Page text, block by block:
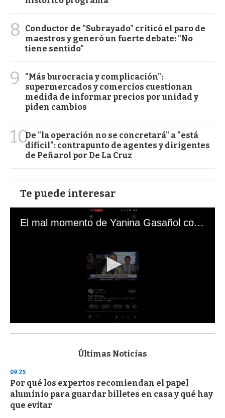
8
Conductor de "Subrayado" criticó el paro de
maestros y generó un fuerte debate: "No
tiene sentido"
9
"Más burocracia y complicación":
supermercados y comercios cuestionan
medida de informar precios por unidad y
piden cambios
10De "la operación no se concretará" a "está
difícil": contrapunto de agentes y dirigentes
de Peñarol por De La Cruz
Te puede interesar
El mal momento de Yanina Gasañol con un hincha argentino en "Subrayado"
s
d
s
o
f
3
Últimas Noticias
09:25
Por qué los expertos recomiendan el papel
aluminio para guardar billetes en casa y qué hay
que evitar